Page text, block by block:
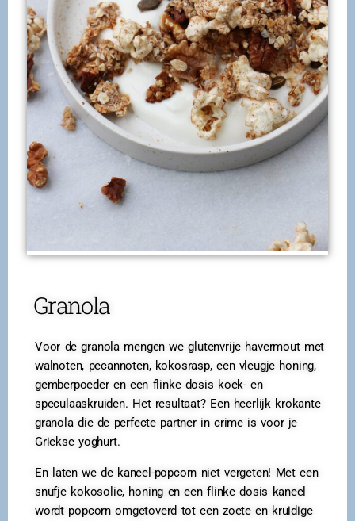
Granola
Voor de granola mengen we glutenvrije havermout met
walnoten, pecannoten, kokosrasp, een vleugje honing,
gemberpoeder en een flinke dosis koek- en
speculaaskruiden. Het resultaat? Een heerlijk krokante
granola die de perfecte partner in crime is voor je
Griekse yoghurt.
En laten we de kaneel-popcorn niet vergeten! Met een
snufje kokosolie, honing en een flinke dosis kaneel
wordt popcorn omgetoverd tot een zoete en kruidige